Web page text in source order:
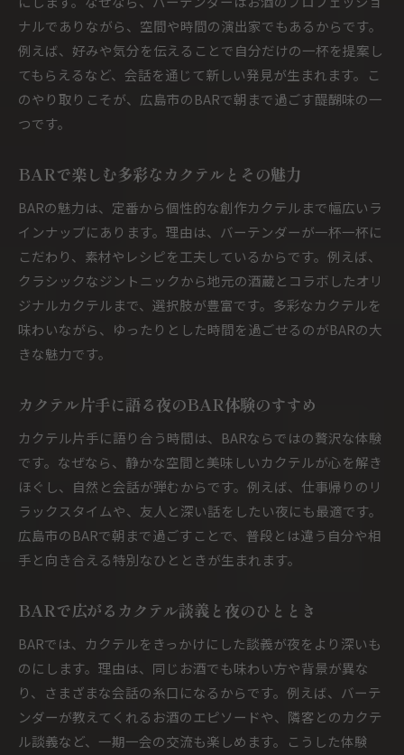
ナルでありながら、空間や時間の演出家でもあるからです。
例えば、好みや気分を伝えることで自分だけの一杯を提案し
てもらえるなど、会話を通じて新しい発見が生まれます。こ
のやり取りこそが、広島市のBARで朝まで過ごす醍醐味の一
つです。
BARで楽しむ多彩なカクテルとその魅力
BARの魅力は、定番から個性的な創作カクテルまで幅広いラ
インナップにあります。理由は、バーテンダーが一杯一杯に
こだわり、素材やレシピを工夫しているからです。例えば、
クラシックなジントニックから地元の酒蔵とコラボしたオリ
ジナルカクテルまで、選択肢が豊富です。多彩なカクテルを
味わいながら、ゆったりとした時間を過ごせるのがBARの大
きな魅力です。
カクテル片手に語る夜のBAR体験のすすめ
カクテル片手に語り合う時間は、BARならではの贅沢な体験
です。なぜなら、静かな空間と美味しいカクテルが心を解き
ほぐし、自然と会話が弾むからです。例えば、仕事帰りのリ
ラックスタイムや、友人と深い話をしたい夜にも最適です。
広島市のBARで朝まで過ごすことで、普段とは違う自分や相
手と向き合える特別なひとときが生まれます。
BARで広がるカクテル談義と夜のひととき
BARでは、カクテルをきっかけにした談義が夜をより深いも
のにします。理由は、同じお酒でも味わい方や背景が異な
り、さまざまな会話の糸口になるからです。例えば、バーテ
ンダーが教えてくれるお酒のエピソードや、隣客とのカクテ
ル談義など、一期一会の交流も楽しめます。こうした体験